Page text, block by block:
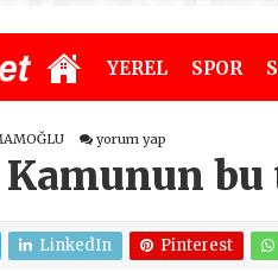
YEREL SPOR
yorum yap
LinkedIn Pinterest